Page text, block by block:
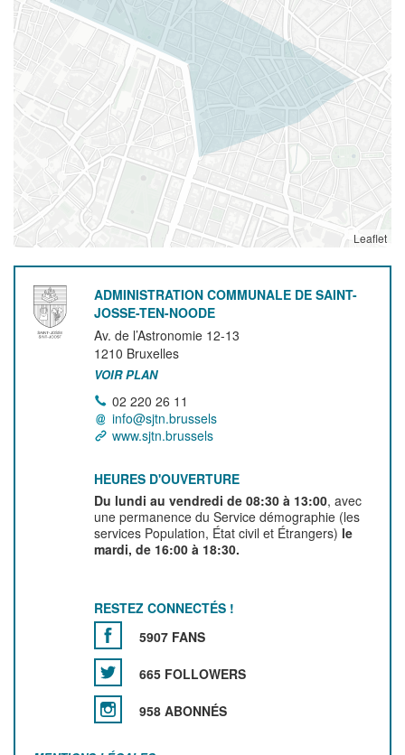
Leaflet
ADMINISTRATION COMMUNALE DE SAINT-
JOSSE-TEN-NOODE
Av. de l’Astronomie 12-13
1210 Bruxelles
VOIR PLAN
02 220 26 11
info@sjtn.brussels
www.sjtn.brussels
HEURES D'OUVERTURE
Du lundi au vendredi de 08:30 à 13:00, avec
une permanence du Service démographie (les
services Population, État civil et Étrangers) le
mardi, de 16:00 à 18:30.
RESTEZ CONNECTÉS !
5907 FANS
665 FOLLOWERS
958 ABONNÉS